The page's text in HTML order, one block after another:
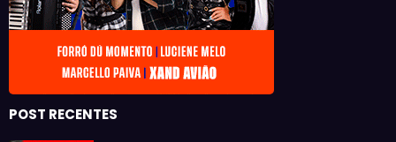
POST RECENTES